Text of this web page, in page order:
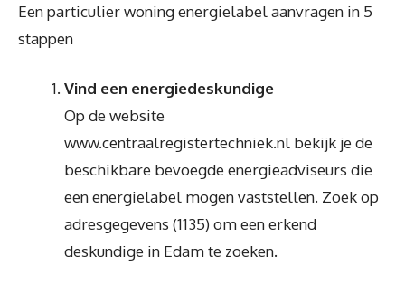
Een particulier woning energielabel aanvragen in 5
stappen
Vind een energiedeskundige
Op de website
www.centraalregistertechniek.nl bekijk je de
beschikbare bevoegde energieadviseurs die
een energielabel mogen vaststellen. Zoek op
adresgegevens (1135) om een erkend
deskundige in Edam te zoeken.